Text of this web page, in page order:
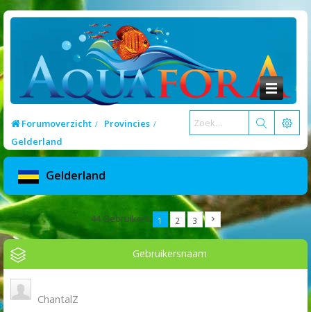
Forumoverzicht
Provincies
Gelderland
Gelderland
44 Gebruikers 1 2 3
Gebruikersnaam
ChantalZ